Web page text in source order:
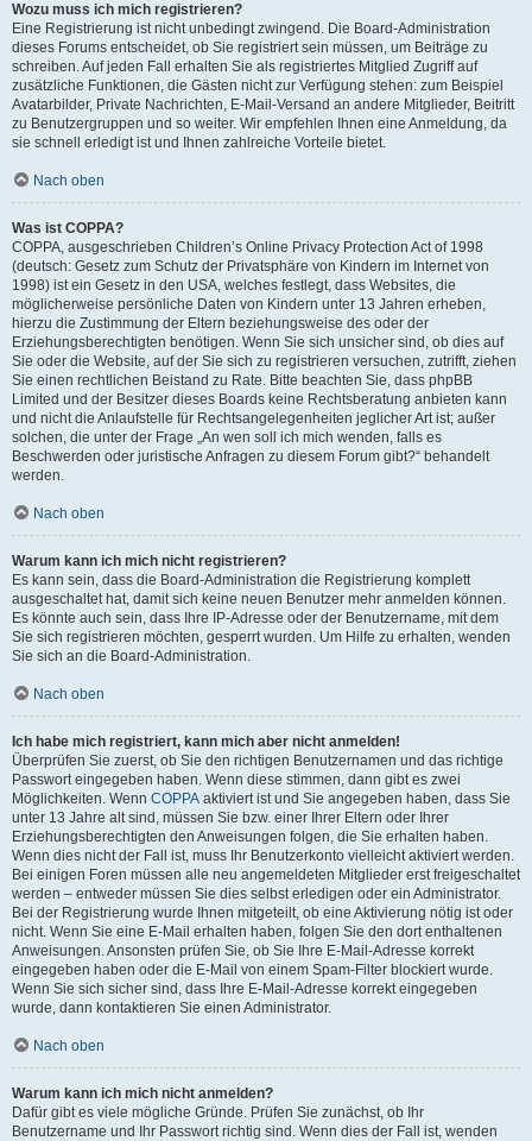
Wozu muss ich mich registrieren?
Eine Registrierung ist nicht unbedingt zwingend. Die Board-Administration
dieses Forums entscheidet, ob Sie registriert sein müssen, um Beiträge zu
schreiben. Auf jeden Fall erhalten Sie als registriertes Mitglied Zugriff auf
zusätzliche Funktionen, die Gästen nicht zur Verfügung stehen: zum Beispiel
Avatarbilder, Private Nachrichten, E-Mail-Versand an andere Mitglieder, Beitritt
zu Benutzergruppen und so weiter. Wir empfehlen Ihnen eine Anmeldung, da
sie schnell erledigt ist und Ihnen zahlreiche Vorteile bietet.
Nach oben
Was ist COPPA?
COPPA, ausgeschrieben Children’s Online Privacy Protection Act of 1998
(deutsch: Gesetz zum Schutz der Privatsphäre von Kindern im Internet von
1998) ist ein Gesetz in den USA, welches festlegt, dass Websites, die
möglicherweise persönliche Daten von Kindern unter 13 Jahren erheben,
hierzu die Zustimmung der Eltern beziehungsweise des oder der
Erziehungsberechtigten benötigen. Wenn Sie sich unsicher sind, ob dies auf
Sie oder die Website, auf der Sie sich zu registrieren versuchen, zutrifft, ziehen
Sie einen rechtlichen Beistand zu Rate. Bitte beachten Sie, dass phpBB
Limited und der Besitzer dieses Boards keine Rechtsberatung anbieten kann
und nicht die Anlaufstelle für Rechtsangelegenheiten jeglicher Art ist; außer
solchen, die unter der Frage „An wen soll ich mich wenden, falls es
Beschwerden oder juristische Anfragen zu diesem Forum gibt?“ behandelt
werden.
Nach oben
Warum kann ich mich nicht registrieren?
Es kann sein, dass die Board-Administration die Registrierung komplett
ausgeschaltet hat, damit sich keine neuen Benutzer mehr anmelden können.
Es könnte auch sein, dass Ihre IP-Adresse oder der Benutzername, mit dem
Sie sich registrieren möchten, gesperrt wurden. Um Hilfe zu erhalten, wenden
Sie sich an die Board-Administration.
Nach oben
Ich habe mich registriert, kann mich aber nicht anmelden!
Überprüfen Sie zuerst, ob Sie den richtigen Benutzernamen und das richtige
Passwort eingegeben haben. Wenn diese stimmen, dann gibt es zwei
Möglichkeiten. Wenn COPPA aktiviert ist und Sie angegeben haben, dass Sie
unter 13 Jahre alt sind, müssen Sie bzw. einer Ihrer Eltern oder Ihrer
Erziehungsberechtigten den Anweisungen folgen, die Sie erhalten haben.
Wenn dies nicht der Fall ist, muss Ihr Benutzerkonto vielleicht aktiviert werden.
Bei einigen Foren müssen alle neu angemeldeten Mitglieder erst freigeschaltet
werden – entweder müssen Sie dies selbst erledigen oder ein Administrator.
Bei der Registrierung wurde Ihnen mitgeteilt, ob eine Aktivierung nötig ist oder
nicht. Wenn Sie eine E-Mail erhalten haben, folgen Sie den dort enthaltenen
Anweisungen. Ansonsten prüfen Sie, ob Sie Ihre E-Mail-Adresse korrekt
eingegeben haben oder die E-Mail von einem Spam-Filter blockiert wurde.
Wenn Sie sich sicher sind, dass Ihre E-Mail-Adresse korrekt eingegeben
wurde, dann kontaktieren Sie einen Administrator.
Nach oben
Warum kann ich mich nicht anmelden?
Dafür gibt es viele mögliche Gründe. Prüfen Sie zunächst, ob Ihr
Benutzername und Ihr Passwort richtig sind. Wenn dies der Fall ist, wenden